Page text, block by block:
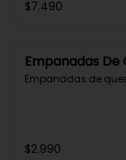
$7.490
Empanadas De
Empanadas de
$2.990